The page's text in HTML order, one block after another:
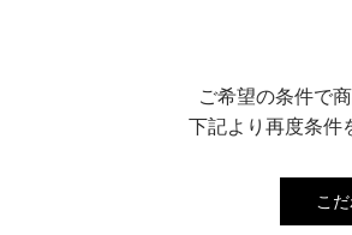
ご希望の条件で
下記より再度条件
こ